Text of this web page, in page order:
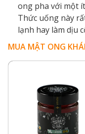
ong pha với một
Thức uống này
lạnh hay làm dịu
MUA MẬT ONG